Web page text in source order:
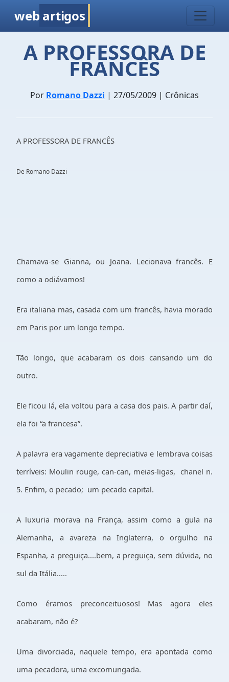
web artigos
A PROFESSORA DE
FRANCÊS
Por Romano Dazzi | 27/05/2009 | Crônicas
A PROFESSORA DE FRANCÊS
De Romano Dazzi
Chamava-se Gianna, ou Joana. Lecionava francês. E
como a odiávamos!
Era italiana mas, casada com um francês, havia morado
em Paris por um longo tempo.
Tão longo, que acabaram os dois cansando um do
outro.
Ele ficou lá, ela voltou para a casa dos pais. A partir daí,
ela foi “a francesa”.
A palavra era vagamente depreciativa e lembrava coisas
terríveis: Moulin rouge, can-can, meias-ligas, chanel n.
5. Enfim, o pecado; um pecado capital.
A luxuria morava na França, assim como a gula na
Alemanha, a avareza na Inglaterra, o orgulho na
Espanha, a preguiça....bem, a preguiça, sem dúvida, no
sul da Itália.....
Como éramos preconceituosos! Mas agora eles
acabaram, não é?
Uma divorciada, naquele tempo, era apontada como
uma pecadora, uma excomungada.